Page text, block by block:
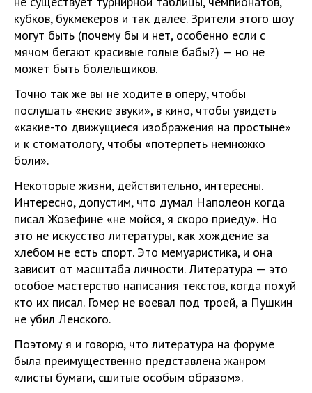
кубков, букмекеров и так далее. Зрители этого шоу
могут быть (почему бы и нет, особенно если с
мячом бегают красивые голые бабы?) — но не
может быть болельщиков.
Точно так же вы не ходите в оперу, чтобы
послушать «некие звуки», в кино, чтобы увидеть
«какие-то движущиеся изображения на простыне»
и к стоматологу, чтобы «потерпеть немножко
боли».
Некоторые жизни, действительно, интересны.
Интересно, допустим, что думал Наполеон когда
писал Жозефине «не мойся, я скоро приеду». Но
это не искусство литературы, как хождение за
хлебом не есть спорт. Это мемуаристика, и она
зависит от масштаба личности. Литература — это
особое мастерство написания текстов, когда похуй
кто их писал. Гомер не воевал под троей, а Пушкин
не убил Ленского.
Поэтому я и говорю, что литература на форуме
была преимущественно представлена жанром
«листы бумаги, сшитые особым образом».